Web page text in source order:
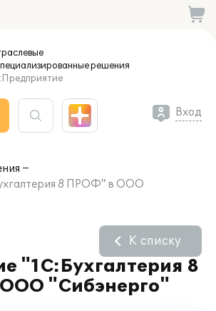
решения
Вход
8 ПРОФ" в ООО
"1С:Бухгалтерия 8
"Сибэнерго"
К списку